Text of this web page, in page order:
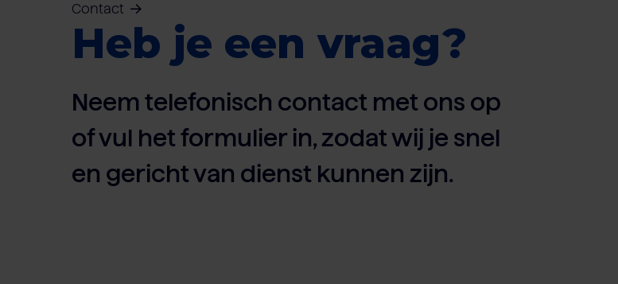
Contact
Heb je een vraag?
Neem telefonisch contact met ons op
of vul het formulier in, zodat wij je snel
en gericht van dienst kunnen zijn.